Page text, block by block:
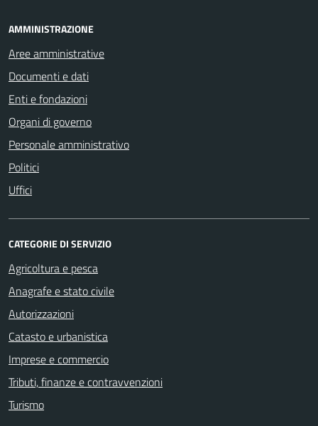
AMMINISTRAZIONE
Aree amministrative
Documenti e dati
Enti e fondazioni
Organi di governo
Personale amministrativo
Politici
Uffici
CATEGORIE DI SERVIZIO
Agricoltura e pesca
Anagrafe e stato civile
Autorizzazioni
Catasto e urbanistica
Imprese e commercio
Tributi, finanze e contravvenzioni
Turismo